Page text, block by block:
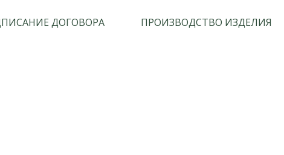
ДОГОВОРА ПРОИЗВОДСТВО ИЗДЕЛИЯ